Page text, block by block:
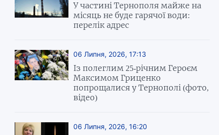
У частині Тернополя майже на
місяць не буде гарячої води:
перелік адрес
06 Липня, 2026, 17:13
Із полеглим 25-річним Героєм
Максимом Гриценко
попрощалися у Тернополі (фото,
відео)
06 Липня, 2026, 16:20